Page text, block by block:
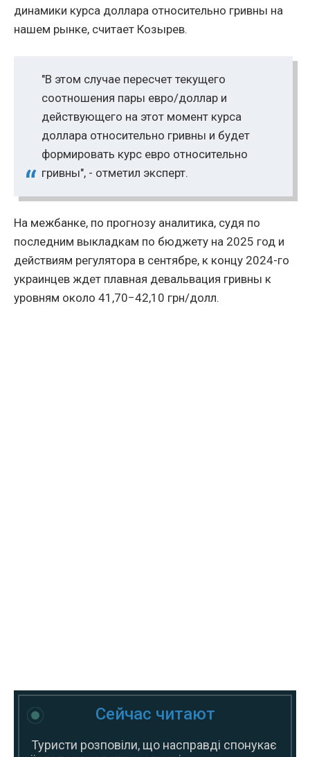
динамики курса доллара относительно гривны на
нашем рынке, считает Козырев.
"В этом случае пересчет текущего
соотношения пары евро/доллар и
действующего на этот момент курса
доллара относительно гривны и будет
формировать курс евро относительно
гривны", - отметил эксперт.
На межбанке, по прогнозу аналитика, судя по
последним выкладкам по бюджету на 2025 год и
действиям регулятора в сентябре, к концу 2024-го
украинцев ждет плавная девальвация гривны к
уровням около 41,70−42,10 грн/долл.
Сейчас читают
Туристи розповіли, що насправді спонукає